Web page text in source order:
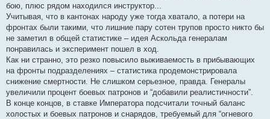
бою, плюс рядом находился инструктор...
Учитывая, что в кантонах народу уже тогда хватало, а потери на
фронтах были такими, что лишние пару сотен трупов просто никто бы
не заметил в общей статистике – идея Аскольда генералам
понравилась и эксперимент пошел в ход.
Как ни странно, это резко повысило выживаемость в прибывающих
на фронты подразделениях – статистика продемонстрировала
снижение смертности. Не слишком серьезное, правда. Генералы
увеличили процент боевых патронов и “добавили реалистичности”.
В конце концов, в ставке Императора подсчитали точный баланс
холостых и боевых патронов и снарядов, требуемый для “огневого